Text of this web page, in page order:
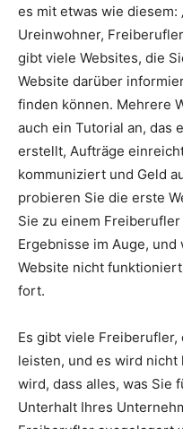
es mit etwas wie
Ureinwohner,
gibt viele Websites, die
Website darüber
finden können. Mehrere
auch ein Tutorial an, das
erstellt, Aufträge
kommuniziert und Geld
probieren Sie die erste
Sie zu einem
Ergebnisse im Auge,
Website nicht
fort.
Es gibt viele
leisten, und es wird nicht
wird, dass alles, was Sie
Unterhalt Ihres